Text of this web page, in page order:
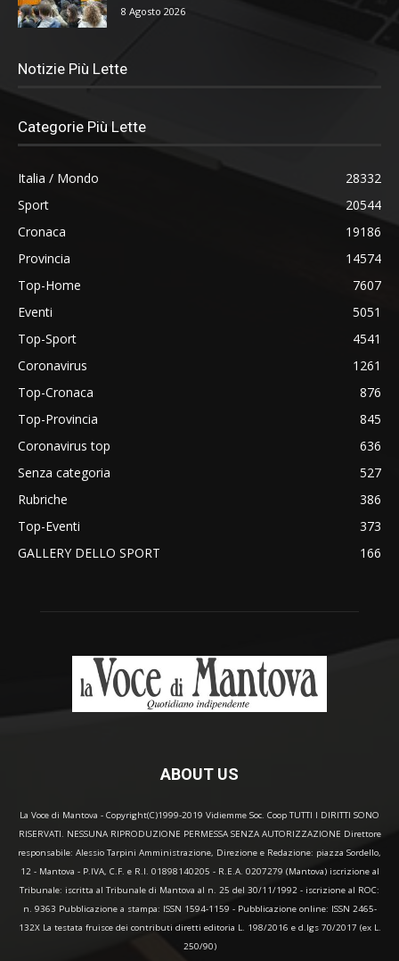
8 Agosto 2026
Notizie Più Lette
Categorie Più Lette
Italia / Mondo
28332
Sport
20544
Cronaca
19186
Provincia
14574
Top-Home
7607
Eventi
5051
Top-Sport
4541
Coronavirus
1261
Top-Cronaca
876
Top-Provincia
845
Coronavirus top
636
Senza categoria
527
Rubriche
386
Top-Eventi
373
GALLERY DELLO SPORT
166
ABOUT US
La Voce di Mantova - Copyright(C)1999-2019 Vidiemme Soc. Coop TUTTI I DIRITTI SONO
RISERVATI. NESSUNA RIPRODUZIONE PERMESSA SENZA AUTORIZZAZIONE Direttore
responsabile: Alessio Tarpini Amministrazione, Direzione e Redazione: piazza Sordello,
12 - Mantova - P.IVA, C.F. e R.I. 01898140205 - R.E.A. 0207279 (Mantova) iscrizione al
Tribunale: iscritta al Tribunale di Mantova al n. 25 del 30/11/1992 - iscrizione al ROC:
n. 9363 Pubblicazione a stampa: ISSN 1594-1159 - Pubblicazione online: ISSN 2465-
132X La testata fruisce dei contributi diretti editoria L. 198/2016 e d.lgs 70/2017 (ex L.
250/90)